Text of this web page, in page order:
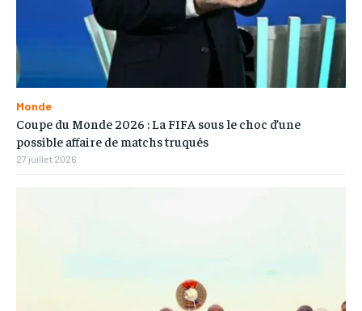
Monde
Coupe du Monde 2026 : La FIFA sous le choc d’une
possible affaire de matchs truqués
27 juillet 2026